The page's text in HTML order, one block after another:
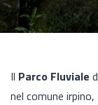
Il Parco Fluviale
nel comune